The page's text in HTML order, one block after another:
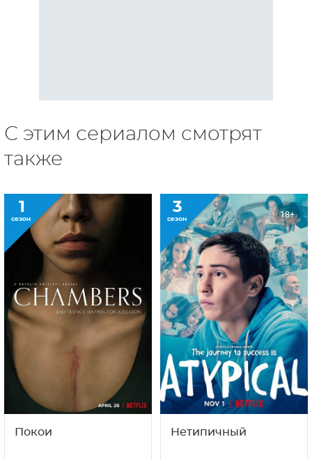
С этим сериалом смотрят
также
1
сезон
Покои
3
сезон 18+
Нетипичный